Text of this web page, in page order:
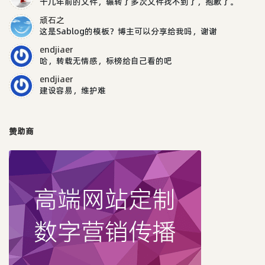
顽石之
这是Sablog的模板？博主可以分享给我吗，谢谢
endjiaer
哈，转载无情感，标榜给自己看的吧
endjiaer
建设容易，维护难
赞助商